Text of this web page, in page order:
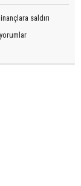
saldırı